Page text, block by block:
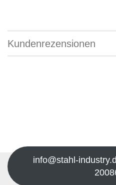
Kundenrezensionen
info@stahl-